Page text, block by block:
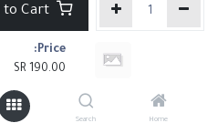
Price:
190.00
Home
Search
Add to Cart
إضافة إلى قائمة الأمنيات